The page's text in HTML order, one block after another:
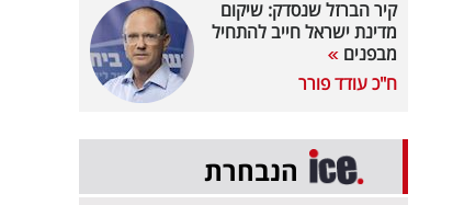
קיר הברזל שנסדק: שיקום
מדינת ישראל חייב להתחיל
מבפנים
ח"כ עודד פורר
הנבחרת